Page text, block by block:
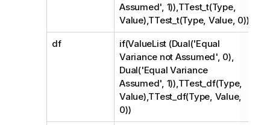
Assumed', 1)),TTest_t(Type,
Value),TTest_t(Type, Value, 0))
df
if(ValueList (Dual('Equal
Variance not Assumed', 0),
Dual('Equal Variance
Assumed', 1)),TTest_df(Type,
Value),TTest_df(Type, Value,
0))